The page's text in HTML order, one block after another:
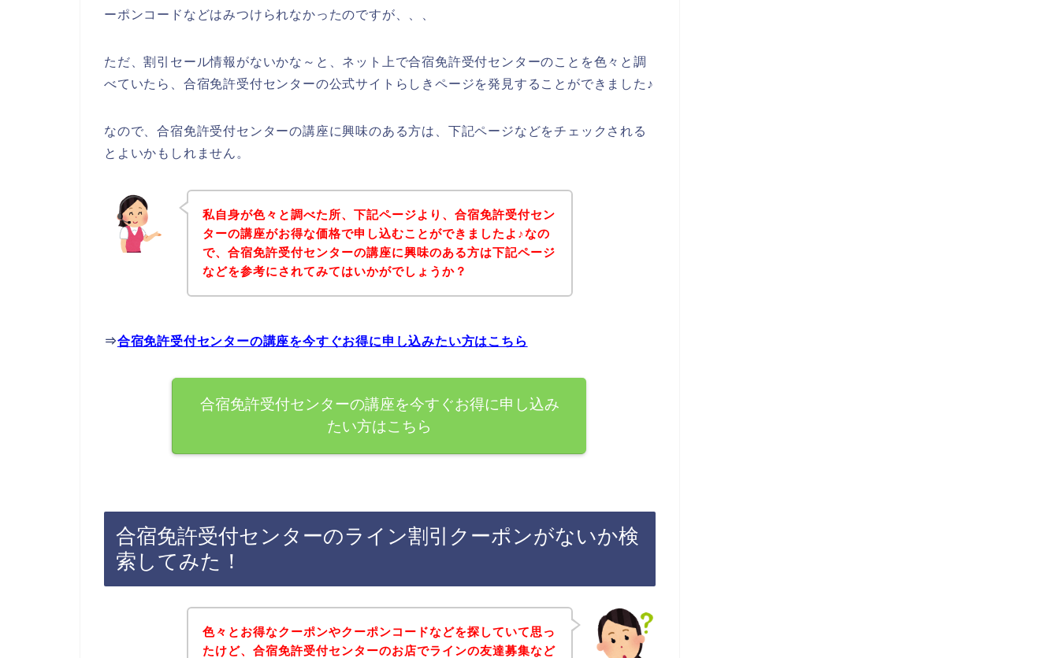
ーポンコードなどはみつけられなかったのですが、、、
ただ、割引セール情報がないかな～と、ネット上で合宿免許受付センターのことを色々と調
べていたら、合宿免許受付センターの公式サイトらしきページを発見することができました♪
なので、合宿免許受付センターの講座に興味のある方は、下記ページなどをチェックされる
とよいかもしれません。
私自身が色々と調べた所、下記ページより、合宿免許受付セン
ターの講座がお得な価格で申し込むことができましたよ♪なの
で、合宿免許受付センターの講座に興味のある方は下記ページ
などを参考にされてみてはいかがでしょうか？
⇒合宿免許受付センターの講座を今すぐお得に申し込みたい方はこちら
合宿免許受付センターの講座を今すぐお得に申し込み
たい方はこちら
合宿免許受付センターのライン割引クーポンがないか検
索してみた！
色々とお得なクーポンやクーポンコードなどを探していて思っ
たけど、合宿免許受付センターのお店でラインの友達募集など